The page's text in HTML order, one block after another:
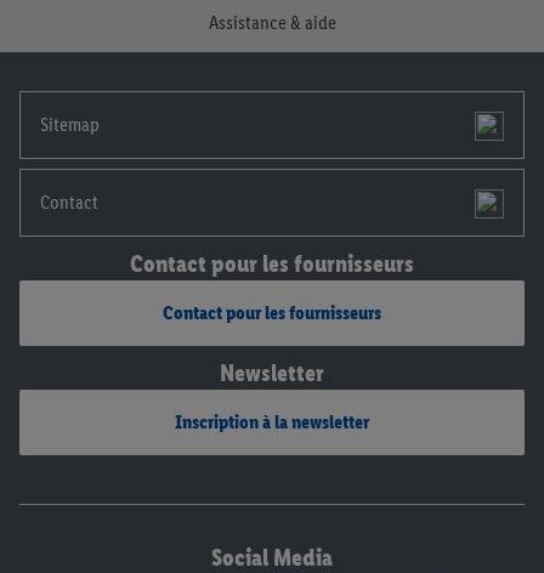
Assistance & aide
Sitemap
Contact
Contact pour les fournisseurs
Contact pour les fournisseurs
Newsletter
Inscription à la newsletter
Social Media
déclaration de confidentialité. Pour consulter les
mentions légales, c’est ici.